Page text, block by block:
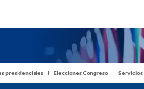
presidenciales Elecciones Congreso